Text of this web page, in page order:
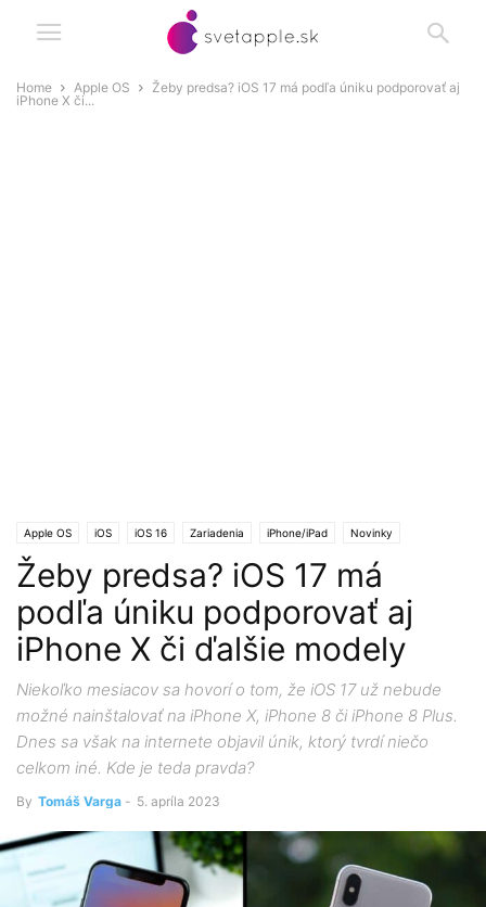
Home Apple OS
Žeby predsa? iOS 17 má podľa úniku podporovať aj
iPhone X či...
Apple OS iOS iOS 16 Zariadenia iPhone/iPad Novinky
Žeby predsa? iOS 17 má
podľa úniku podporovať aj
iPhone X či ďalšie modely
Niekoľko mesiacov sa hovorí o tom, že iOS 17 už nebude
možné nainštalovať na iPhone X, iPhone 8 či iPhone 8 Plus.
Dnes sa však na internete objavil únik, ktorý tvrdí niečo
celkom iné. Kde je teda pravda?
By Tomáš Varga - 5. apríla 2023